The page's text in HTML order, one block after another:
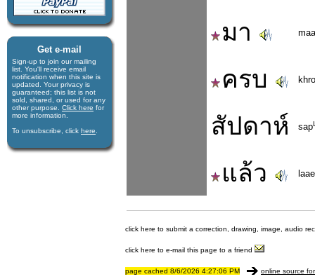
Get e-mail
Sign-up to join our mail­ing
list. You'll receive e­mail
notification when this site is
updated. Your privacy is
guaran­teed; this list is not
sold, shared, or used for any
other purpose. Click here for
more infor­mation.
To unsubscribe, click here
มา maa
ครบ
สัปดาห์ sap
แล้ว
click here to submit a correction, drawing, image, audio
click here to e-mail this page to a friend
page cached 8/6/2026 4:27:06 PM online source